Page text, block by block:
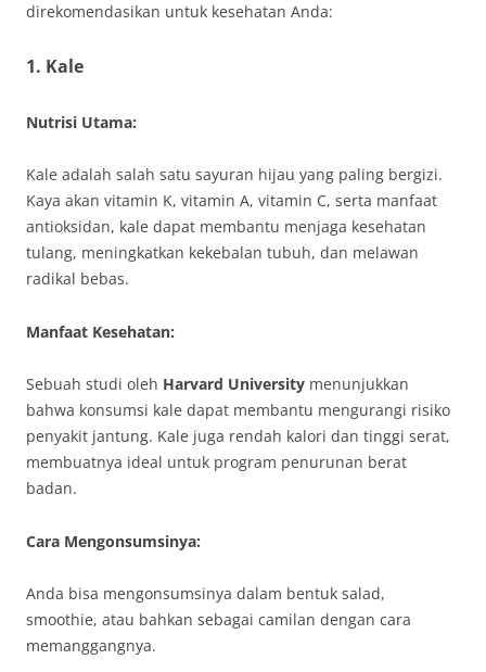
direkomendasikan untuk kesehatan Anda:
1. Kale
Nutrisi Utama:
Kale adalah salah satu sayuran hijau yang paling bergizi.
Kaya akan vitamin K, vitamin A, vitamin C, serta manfaat
antioksidan, kale dapat membantu menjaga kesehatan
tulang, meningkatkan kekebalan tubuh, dan melawan
radikal bebas.
Manfaat Kesehatan:
Sebuah studi oleh Harvard University menunjukkan
bahwa konsumsi kale dapat membantu mengurangi risiko
penyakit jantung. Kale juga rendah kalori dan tinggi serat,
membuatnya ideal untuk program penurunan berat
badan.
Cara Mengonsumsinya:
Anda bisa mengonsumsinya dalam bentuk salad,
smoothie, atau bahkan sebagai camilan dengan cara
memanggangnya.